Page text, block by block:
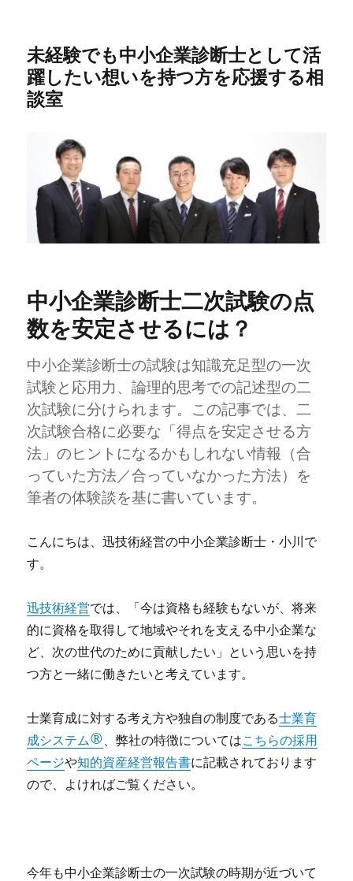
未経験でも中小企業診断士として活
躍したい想いを持つ方を応援する相
談室
中小企業診断士二次試験の点
数を安定させるには？
中小企業診断士の試験は知識充足型の一次
試験と応用力、論理的思考での記述型の二
次試験に分けられます。この記事では、二
次試験合格に必要な「得点を安定させる方
法」のヒントになるかもしれない情報（合
っていた方法／合っていなかった方法）を
筆者の体験談を基に書いています。
こんにちは、迅技術経営の中小企業診断士・小川で
す。
迅技術経営では、「今は資格も経験もないが、将来
的に資格を取得して地域やそれを支える中小企業な
ど、次の世代のために貢献したい」という思いを持
つ方と一緒に働きたいと考えています。
士業育成に対する考え方や独自の制度である士業育
成システム®
、弊社の特徴についてはこちらの採用
ページや知的資産経営報告書に記載されております
ので、よければご覧ください。
今年も中小企業診断士の一次試験の時期が近づいて